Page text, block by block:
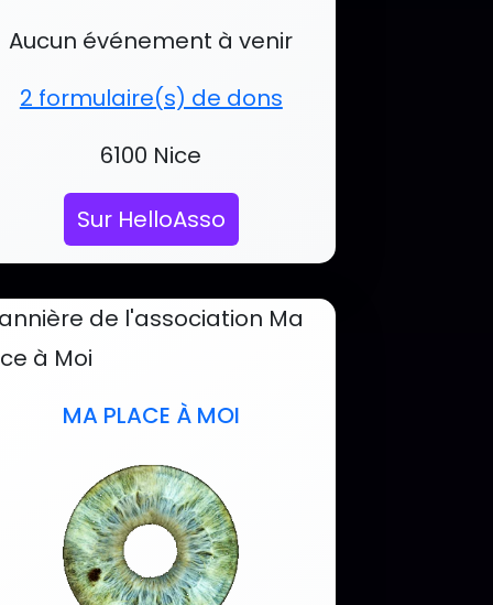
Événements et services de France
Aucun événement à venir
2 formulaire(s) de dons
Localisation :
6100 Nice
Sur HelloAsso
MA PLACE À MOI